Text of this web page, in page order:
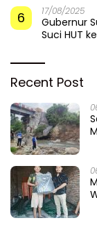
6 17/08/2025
Gubernur
Suci HUT
Recent Post